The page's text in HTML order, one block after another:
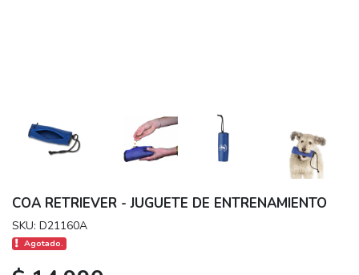
COA RETRIEVER - JUGUETE DE ENTRENAMIENTO
SKU: D21160A
Agotado.